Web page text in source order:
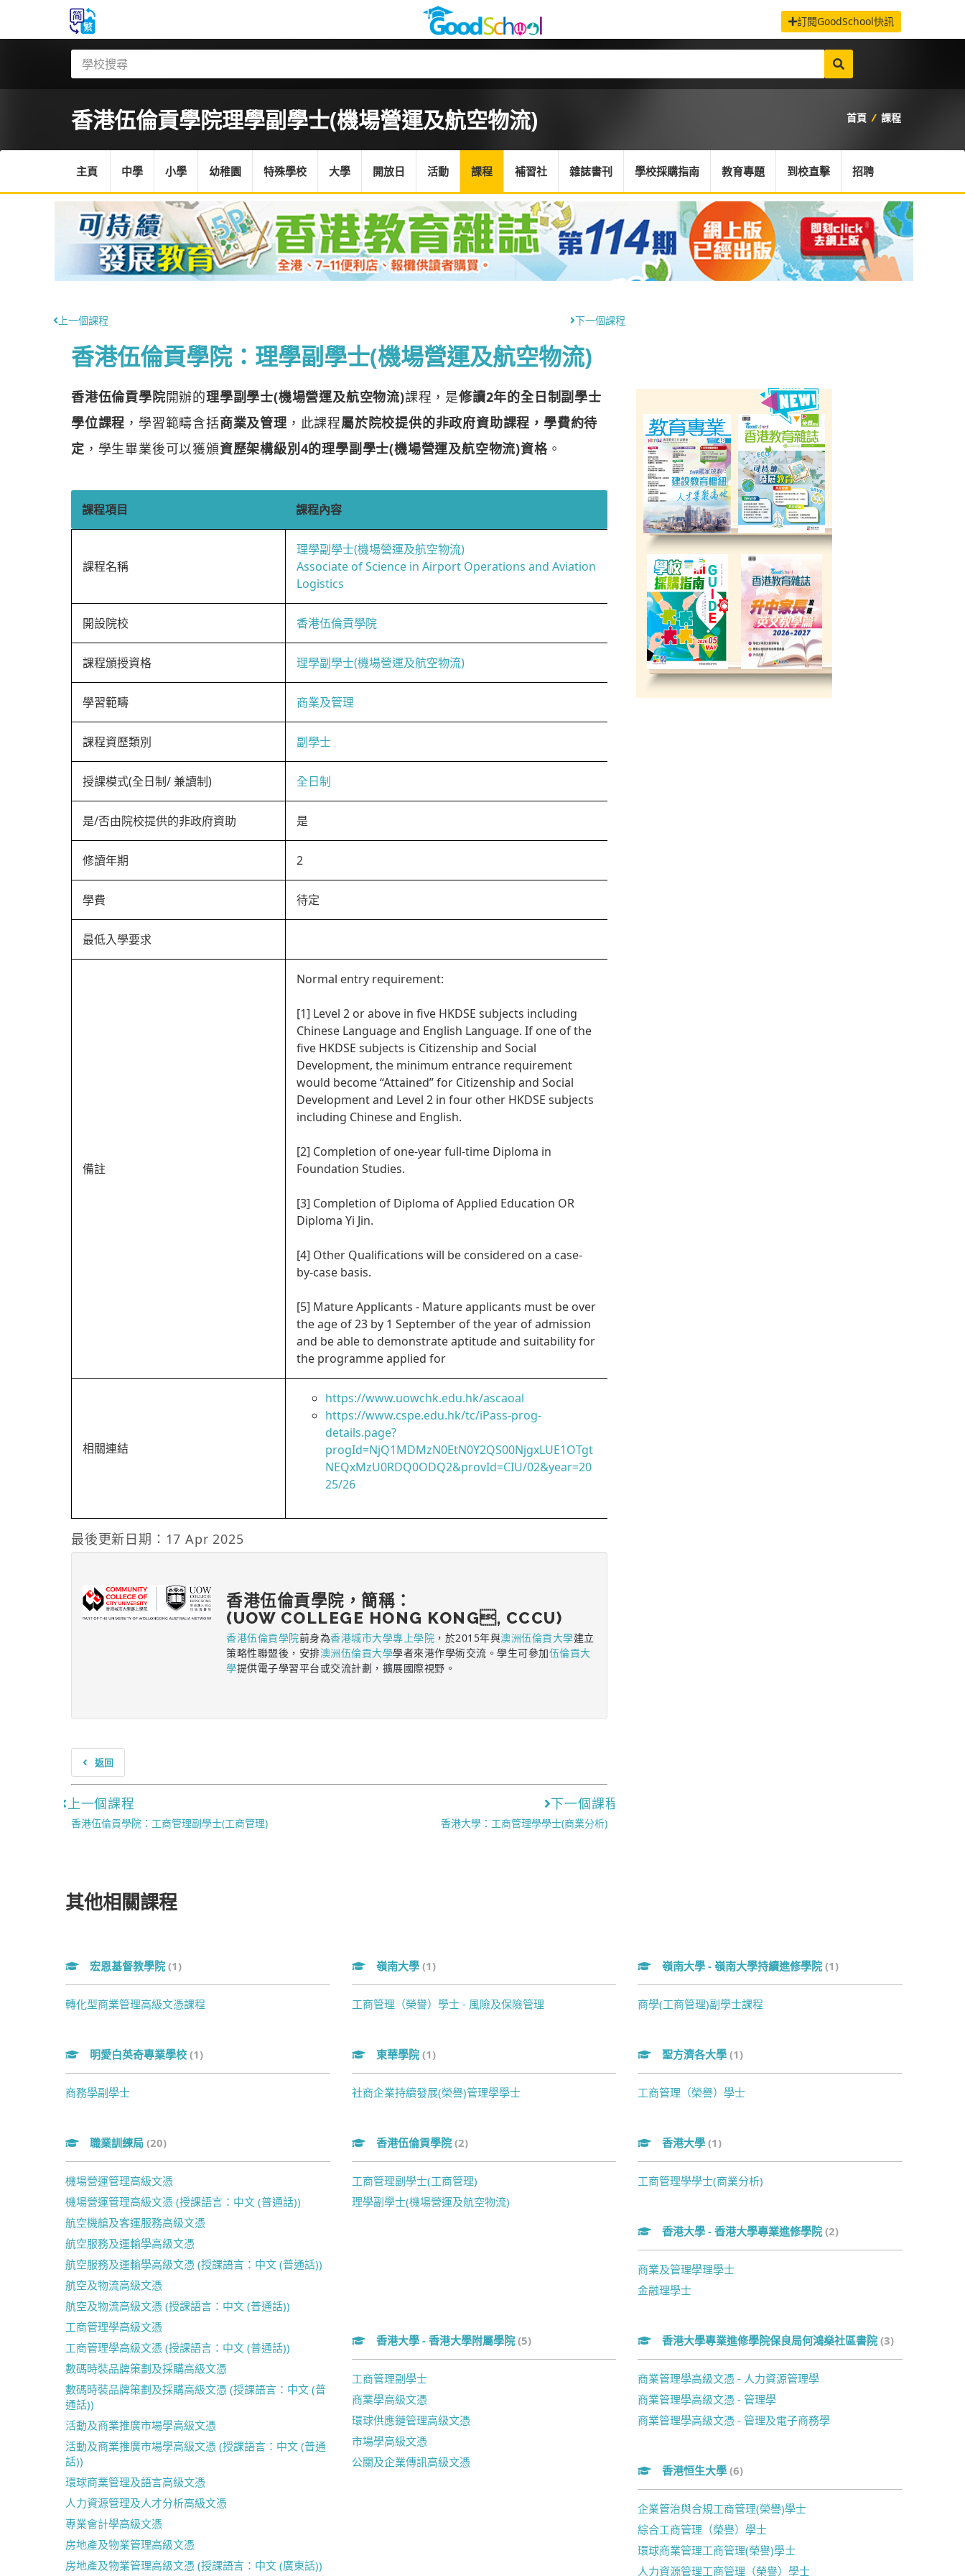
訂閱GoodSchool快訊
香港伍倫貢學院理學副學士(機場營運及航空物流) 首頁 / 課程
主頁 中學 小學 幼稚園 特殊學校 大學 開放日 活動 課程 補習社 雜誌書刊 學校採購指南 教育專題 到校直擊 招聘
上一個課程 下一個課程
香港伍倫貢學院：理學副學士(機場營運及航空物流)
香港伍倫貢學院開辦的理學副學士(機場營運及航空物流)課程，是修讀2年的全日制副學士
學位課程 ，學習範疇含括商業及管理，此課程屬於院校提供的非政府資助課程，學費約待
定 ，學生畢業後可以獲頒資歷架構級別4的理學副學士(機場營運及航空物流)資格。
課程項目 課程內容
課程名稱
理學副學士(機場營運及航空物流)
Associate of Science in Airport Operations and Aviation
Logistics
開設院校 香港伍倫貢學院
課程頒授資格 理學副學士(機場營運及航空物流)
學習範疇 商業及管理
課程資歷類別 副學士
授課模式(全日制/ 兼讀制) 全日制
是/否由院校提供的非政府資助 是
修讀年期 2
學費 待定
最低入學要求
備註
Normal entry requirement:
[1] Level 2 or above in five HKDSE subjects including
Chinese Language and English Language. If one of the
five HKDSE subjects is Citizenship and Social
Development, the minimum entrance requirement
would become “Attained” for Citizenship and Social
Development and Level 2 in four other HKDSE subjects
including Chinese and English.
[2] Completion of one-year full-time Diploma in
Foundation Studies.
[3] Completion of Diploma of Applied Education OR
Diploma Yi Jin.
[4] Other Qualifications will be considered on a case-
by-case basis.
[5] Mature Applicants - Mature applicants must be over
the age of 23 by 1 September of the year of admission
and be able to demonstrate aptitude and suitability for
the programme applied for
相關連結
https://www.uowchk.edu.hk/ascaoal
https://www.cspe.edu.hk/tc/iPass-prog-
details.page?
progId=NjQ1MDMzN0EtN0Y2QS00NjgxLUE1OTgt
NEQxMzU0RDQ0ODQ2&provId=CIU/02&year=20
25/26
最後更新日期：17 Apr 2025
香港伍倫貢學院，簡稱：
(UOW COLLEGE HONG KONG, CCCU)
香港伍倫貢學院前身為香港城市大學專上學院 ，於2015年與澳洲伍倫貢大學建立
策略性聯盟後，安排澳洲伍倫貢大學學者來港作學術交流。學生可參加伍倫貢大
學提供電子學習平台或交流計劃，擴展國際視野。
返回
上一個課程
香港伍倫貢學院：工商管理副學士(工商管理)
下一個課程
香港大學：工商管理學學士(商業分析)
其他相關課程
宏恩基督教學院 (1)
轉化型商業管理高級文憑課程
嶺南大學 (1)
工商管理（榮譽）學士 - 風險及保險管理
嶺南大學 - 嶺南大學持續進修學院(1)
商學(工商管理)副學士課程
明愛白英奇專業學校 (1)
商務學副學士
東華學院 (1)
社商企業持續發展(榮譽)管理學學士
聖方濟各大學(1)
工商管理（榮譽）學士
職業訓練局 (20)
機場營運管理高級文憑
機場營運管理高級文憑 (授課語言：中文 (普通話))
航空機艙及客運服務高級文憑
航空服務及運輸學高級文憑
航空服務及運輸學高級文憑 (授課語言：中文 (普通話))
航空及物流高級文憑
航空及物流高級文憑 (授課語言：中文 (普通話))
工商管理學高級文憑
工商管理學高級文憑 (授課語言：中文 (普通話))
數碼時裝品牌策劃及採購高級文憑
數碼時裝品牌策劃及採購高級文憑 (授課語言：中文 (普
通話))
活動及商業推廣市場學高級文憑
活動及商業推廣市場學高級文憑 (授課語言：中文 (普通
話))
環球商業管理及語言高級文憑
人力資源管理及人才分析高級文憑
專業會計學高級文憑
房地產及物業管理高級文憑
房地產及物業管理高級文憑 (授課語言：中文 (廣東話))
香港伍倫貢學院 (2)
工商管理副學士(工商管理)
理學副學士(機場營運及航空物流)
香港大學(1)
工商管理學學士(商業分析)
香港大學 - 香港大學專業進修學院(2)
商業及管理學理學士
金融理學士
香港大學 - 香港大學附屬學院 (5)
工商管理副學士
商業學高級文憑
環球供應鏈管理高級文憑
市場學高級文憑
公關及企業傳訊高級文憑
香港大學專業進修學院保良局何鴻燊社區書院(3)
商業管理學高級文憑 - 人力資源管理學
商業管理學高級文憑 - 管理學
商業管理學高級文憑 - 管理及電子商務學
香港恒生大學(6)
企業管治與合規工商管理(榮譽)學士
綜合工商管理（榮譽）學士
環球商業管理工商管理(榮譽)學士
人力資源管理工商管理（榮譽）學士